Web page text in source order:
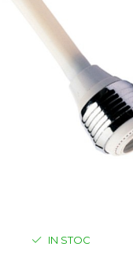
IN STOC